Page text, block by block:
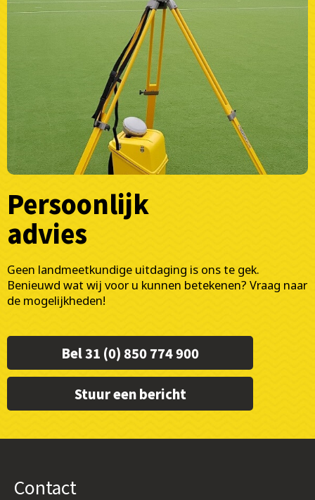
Persoonlijk
advies
Geen landmeetkundige uitdaging is ons te gek.
Benieuwd wat wij voor u kunnen betekenen? Vraag naar
de mogelijkheden!
Bel 31 (0) 850 774 900
Stuur een bericht
Contact